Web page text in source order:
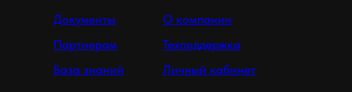
Документы
Партнерам
База знаний
О компании
Техподдержка
Личный кабинет